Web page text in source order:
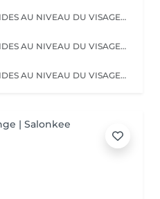
RELÄCHEMENT CUTANE ET RIDES AU NIVEAU DU VISAGE OU DU CORPS. PAS BESOIN DE PASSER PAR LA CASE CHIRURGIE POUR LES ÉLIMINER. LE PLASMA LIFT EST UNE TECHNIQUE ESTHÉTIQUE NON-INVASIVE QUI PROMET UN RAJEUNISSEMENT CUTANÉ RAPIDE ET EFFICACE.
RELÄCHEMENT CUTANE ET RIDES AU NIVEAU DU VISAGE OU DU CORPS. PAS BESOIN DE PASSER PAR LA CASE CHIRURGIE POUR LES ÉLIMINER. LE PLASMA LIFT EST UNE TECHNIQUE ESTHÉTIQUE NON-INVASIVE QUI PROMET UN RAJEUNISSEMENT CUTANÉ RAPIDE ET EFFICACE.
RELÄCHEMENT CUTANE ET RIDES AU NIVEAU DU VISAGE OU DU CORPS. PAS BESOIN DE PASSER PAR LA CASE CHIRURGIE POUR LES ÉLIMINER. LE PLASMA LIFT EST UNE TECHNIQUE ESTHÉTIQUE NON-INVASIVE QUI PROMET UN RAJEUNISSEMENT CUTANÉ RAPIDE ET EFFICACE.